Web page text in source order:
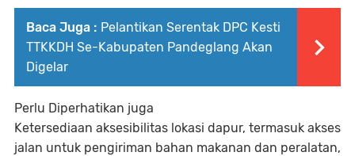
Baca Juga : Pelantikan Serentak DPC Kesti
TTKKDH Se-Kabupaten Pandeglang Akan
Digelar
Perlu Diperhatikan juga
Ketersediaan aksesibilitas lokasi dapur, termasuk akses
jalan untuk pengiriman bahan makanan dan peralatan,